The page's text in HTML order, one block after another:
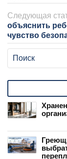
Следующая
объяснить
чувство